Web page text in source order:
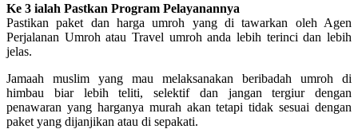
Ke 3 ialah Pastkan Program Pelayanannya
Pastikan paket dan harga umroh yang di tawarkan oleh Agen
Perjalanan Umroh atau Travel umroh anda lebih terinci dan lebih
jelas.
Jamaah muslim yang mau melaksanakan beribadah umroh di
himbau biar lebih teliti, selektif dan jangan tergiur dengan
penawaran yang harganya murah akan tetapi tidak sesuai dengan
paket yang dijanjikan atau di sepakati.